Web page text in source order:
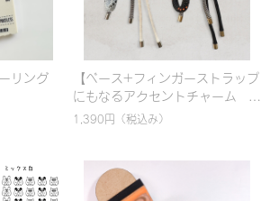
リング
【ベース+フィンガーストラップ
にもなるアクセントチャーム
細)】選べるカスタム！名入れ対
編み｜シンプル｜カラフル｜お
しゃれ
1,390円 （税込み）